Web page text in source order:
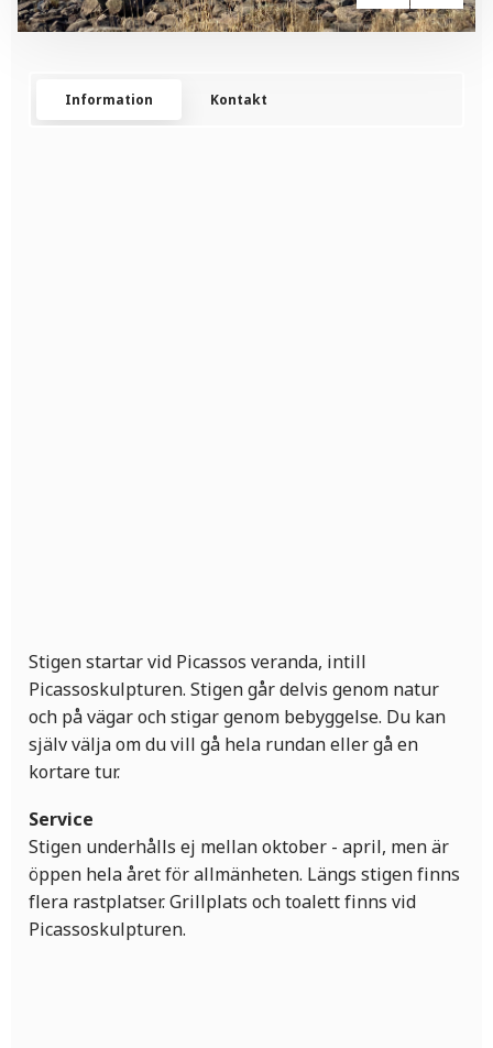
Information Kontakt
Stigen startar vid Picassos veranda, intill
Picassoskulpturen. Stigen går delvis genom natur
och på vägar och stigar genom bebyggelse. Du kan
själv välja om du vill gå hela rundan eller gå en
kortare tur.
Service
Stigen underhålls ej mellan oktober - april, men är
öppen hela året för allmänheten. Längs stigen finns
flera rastplatser. Grillplats och toalett finns vid
Picassoskulpturen.